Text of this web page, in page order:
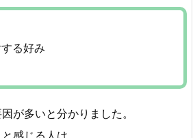
る好み
が多いと分かりました。